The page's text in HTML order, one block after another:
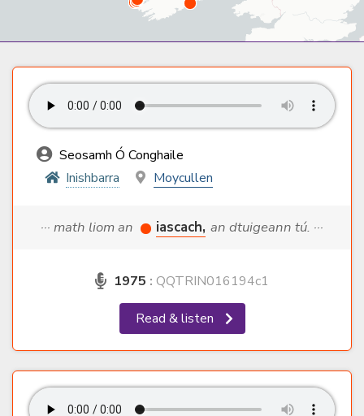
Seosamh Ó Conghaile
Inishbarra
Moycullen
··· math liom an iascach, an dtuigeann tú. ···
1975 : QQTRIN016194c1
Read & listen